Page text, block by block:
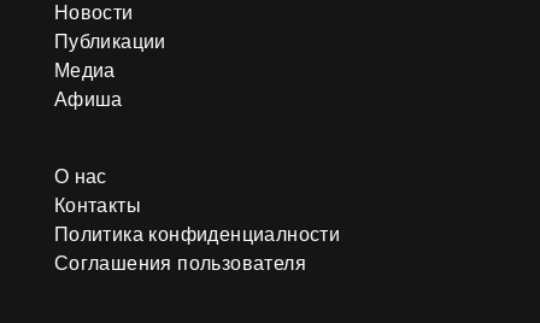
Новости
Публикации
Медиа
Афиша
О нас
Контакты
Политика конфиденциалности
Соглашения пользователя